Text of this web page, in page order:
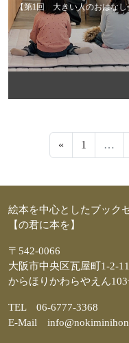
【第1回 大きい人のおはなし
« 1 …
絵本を中心としたブック
【の君に本を】
〒542-0066
大阪市中央区瓦屋町1-2-11
からほりかわらやえん
TEL 06-6777-3368
E-Mail